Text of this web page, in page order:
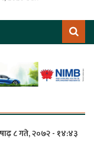
८ गते, २०७२ - १४:४३